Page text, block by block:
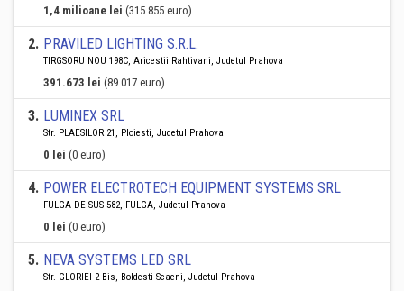
1,4 milioane lei (315.855 euro)
2. PRAVILED LIGHTING S.R.L.
TIRGSORU NOU 198C, Aricestii Rahtivani, Judetul Prahova
391.673 lei (89.017 euro)
3. LUMINEX SRL
Str. PLAESILOR 21, Ploiesti, Judetul Prahova
0 lei (0 euro)
4. POWER ELECTROTECH EQUIPMENT SYSTEMS SRL
FULGA DE SUS 582, FULGA, Judetul Prahova
0 lei (0 euro)
5. NEVA SYSTEMS LED SRL
Str. GLORIEI 2 Bis, Boldesti-Scaeni, Judetul Prahova